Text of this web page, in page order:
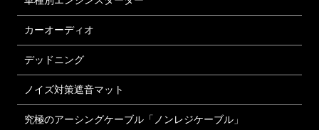
カーオーディオ
デッドニング
ノイズ対策遮音マット
究極のアーシングケーブル「ノンレジケーブル」